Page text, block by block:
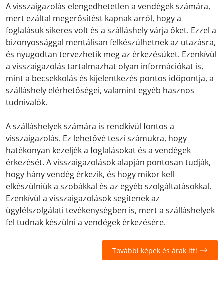
A visszaigazolás elengedhetetlen a vendégek számára,
mert ezáltal megerősítést kapnak arról, hogy a
foglalásuk sikeres volt és a szálláshely várja őket. Ezzel a
bizonyossággal mentálisan felkészülhetnek az utazásra,
és nyugodtan tervezhetik meg az érkezésüket. Ezenkívül
a visszaigazolás tartalmazhat olyan információkat is,
mint a becsekkolás és kijelentkezés pontos időpontja, a
szálláshely elérhetőségei, valamint egyéb hasznos
tudnivalók.
A szálláshelyek számára is rendkívül fontos a
visszaigazolás. Ez lehetővé teszi számukra, hogy
hatékonyan kezeljék a foglalásokat és a vendégek
érkezését. A visszaigazolások alapján pontosan tudják,
hogy hány vendég érkezik, és hogy mikor kell
elkészülniük a szobákkal és az egyéb szolgáltatásokkal.
Ezenkívül a visszaigazolások segítenek az
ügyfélszolgálati tevékenységben is, mert a szálláshelyek
fel tudnak készülni a vendégek érkezésére.
További képek és árak itt!